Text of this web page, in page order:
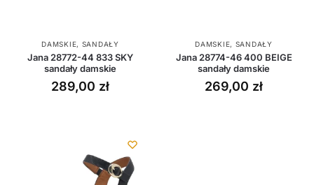
DAMSKIE, SANDAŁY
Jana 28772-44 833 SKY
sandały damskie
289,00 zł
DAMSKIE, SANDAŁY
Jana 28774-46 400 BEIGE
sandały damskie
269,00 zł